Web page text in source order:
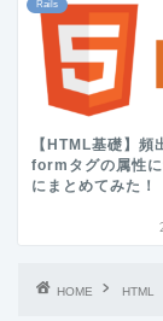
Rails
【HTML基礎】頻
formタグの属性
にまとめてみた！
HOME HTML